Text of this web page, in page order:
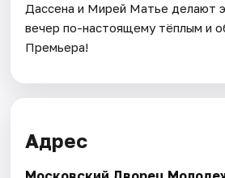
Дассена и Мирей Матье делают
вечер по-настоящему тёплым и
Премьера!
Адрес